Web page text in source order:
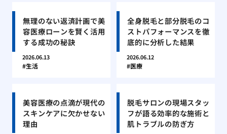
無理のない返済計画で美
容医療ローンを賢く活用
する成功の秘訣
2026.06.13
生活
全身脱毛と部分脱毛のコ
ストパフォーマンスを徹
底的に分析した結果
2026.06.12
医療
美容医療の点滴が現代の
スキンケアに欠かせない
理由
脱毛サロンの現場スタッ
フが語る効率的な施術と
肌トラブルの防ぎ方